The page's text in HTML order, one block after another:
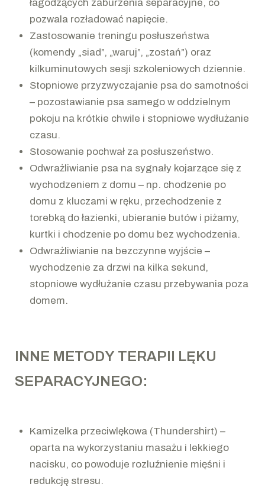
łagodzących zaburzenia separacyjne, co
pozwala rozładować napięcie.
Zastosowanie treningu posłuszeństwa
(komendy „siad”, „waruj”, „zostań”) oraz
kilkuminutowych sesji szkoleniowych dziennie.
Stopniowe przyzwyczajanie psa do samotności
– pozostawianie psa samego w oddzielnym
pokoju na krótkie chwile i stopniowe wydłużanie
czasu.
Stosowanie pochwał za posłuszeństwo.
Odwrażliwianie psa na sygnały kojarzące się z
wychodzeniem z domu – np. chodzenie po
domu z kluczami w ręku, przechodzenie z
torebką do łazienki, ubieranie butów i piżamy,
kurtki i chodzenie po domu bez wychodzenia.
Odwrażliwianie na bezczynne wyjście –
wychodzenie za drzwi na kilka sekund,
stopniowe wydłużanie czasu przebywania poza
domem.
INNE METODY TERAPII LĘKU
SEPARACYJNEGO:
Kamizelka przeciwlękowa (Thundershirt) –
oparta na wykorzystaniu masażu i lekkiego
nacisku, co powoduje rozluźnienie mięśni i
redukcję stresu.